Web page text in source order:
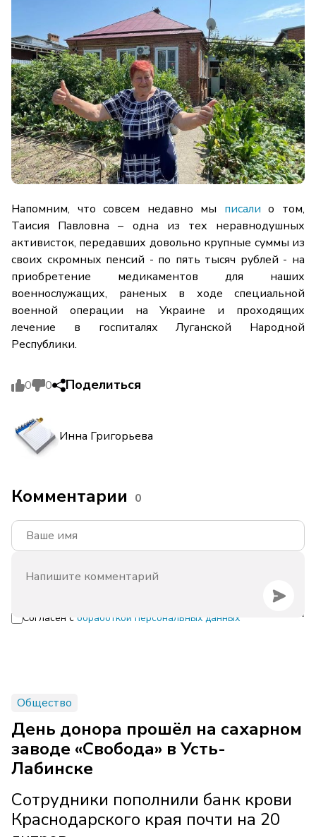
Напомним, что совсем недавно мы писали о том,
Таисия Павловна – одна из тех неравнодушных
активисток, передавших довольно крупные суммы из
своих скромных пенсий - по пять тысяч рублей - на
приобретение медикаментов для наших
военнослужащих, раненых в ходе специальной
военной операции на Украине и проходящих
лечение в госпиталях Луганской Народной
Республики.
0 0 Поделиться
Инна Григорьева
Комментарии 0
Согласен с обработкой персональных данных
Общество
День донора прошёл на сахарном
заводе «Свобода» в Усть-
Лабинске
Сотрудники пополнили банк крови
Краснодарского края почти на 20